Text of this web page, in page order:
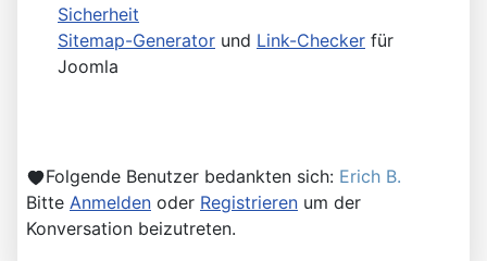
Sicherheit
Sitemap-Generator und Link-Checker für
Joomla
Folgende Benutzer bedankten sich: Erich B.
Bitte Anmelden oder Registrieren um der
Konversation beizutreten.